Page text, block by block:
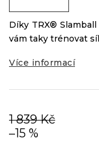
1 839 Kč
–15 %
Díky TRX®
vám taky trénovat
Více informací